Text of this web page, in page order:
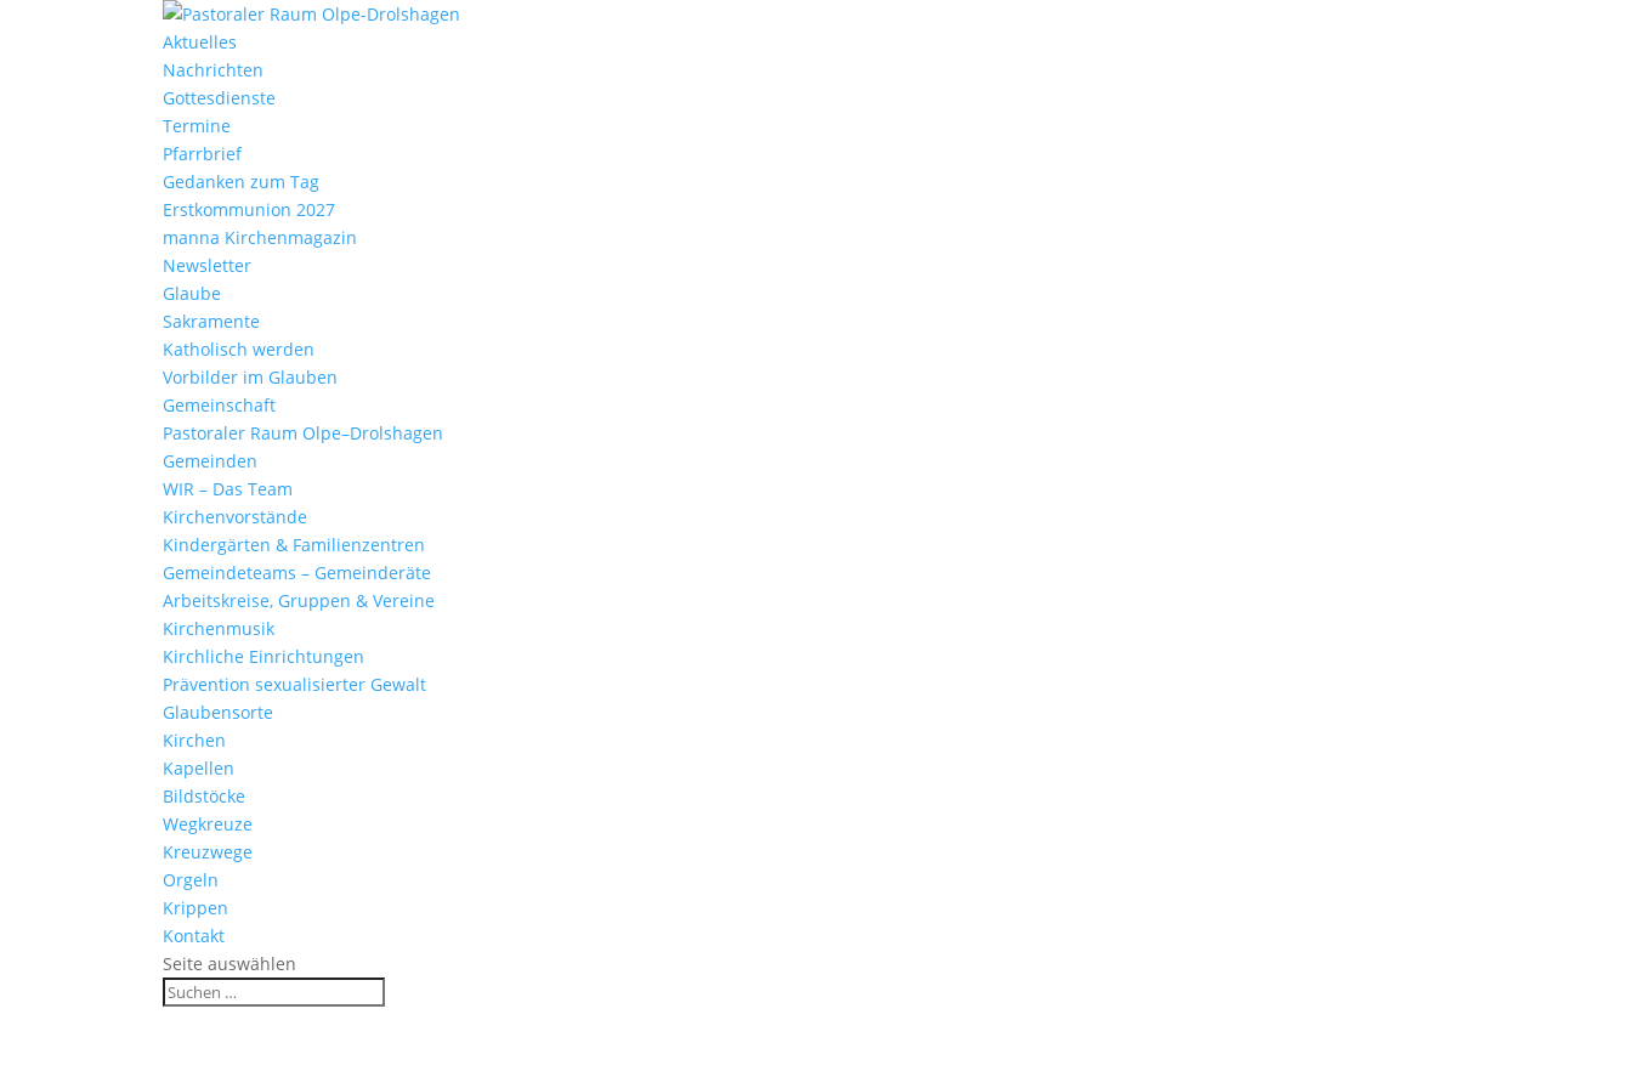
Aktu­elles
Nach­richten
Gottes­dienste
Termine
Pfarr­brief
Gedanken zum Tag
Erst­kom­mu­nion 2027
manna Kirchen­ma­gazin
News­letter
Glaube
Sakra­mente
Katho­lisch werden
Vorbilder im Glauben
Gemein­schaft
Pasto­raler Raum Olpe–Drolshagen
Gemeinden
WIR – Das Team
Kirchen­vor­stände
Kinder­gärten & Familienzentren
Gemein­de­teams – Gemeinderäte
Arbeits­kreise, Gruppen & Vereine
Kirchen­musik
Kirch­liche Einrichtungen
Präven­tion sexua­li­sierter Gewalt
Glau­ben­s­orte
Kirchen
Kapellen
Bild­stöcke
Wegkreuze
Kreuz­wege
Orgeln
Krippen
Kontakt
Seite auswählen